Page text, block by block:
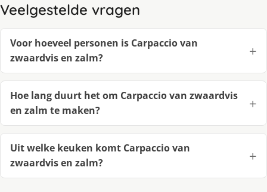
Veelgestelde vragen
Voor hoeveel personen is Carpaccio van
zwaardvis en zalm?
Hoe lang duurt het om Carpaccio van zwaardvis
en zalm te maken?
Uit welke keuken komt Carpaccio van
zwaardvis en zalm?